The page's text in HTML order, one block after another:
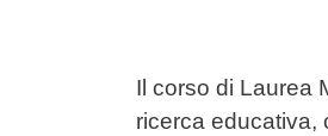
Il corso di Laurea
ricerca educativa,